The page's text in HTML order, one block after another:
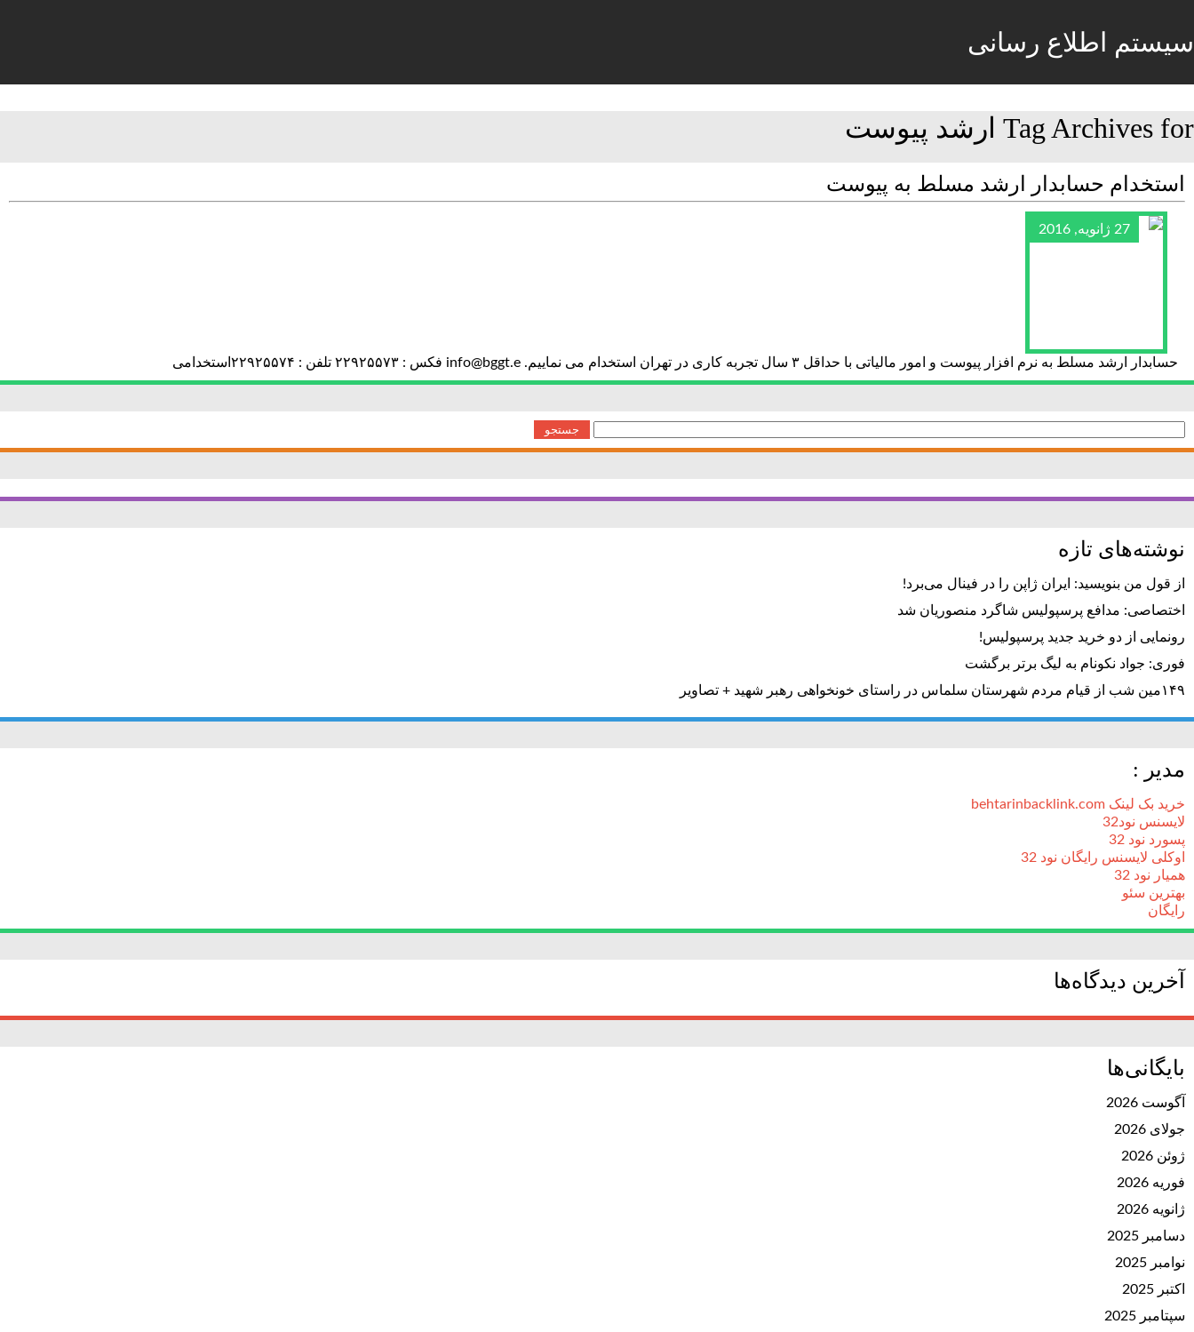
سیستم اطلاع رسانی
Tag Archives for ارشد پیوست
استخدام حسابدار ارشد مسلط به پیوست
27 ژانویه, 2016
حسابدار ارشد مسلط به نرم افزار پیوست و امور مالیاتی با حداقل ۳ سال تجربه کاری در تهران استخدام می نماییم. info@bggt.e فکس : ۲۲۹۲۵۵۷۳ تلفن : ۲۲۹۲۵۵۷۴استخدامی
برای:
نوشته‌های تازه
از قول من بنویسید: ایران ژاپن را در فینال می‌برد!
اختصاصی: مدافع پرسپولیس شاگرد منصوریان شد
رونمایی از دو خرید جدید پرسپولیس!
فوری: جواد نکونام به لیگ برتر برگشت
۱۴۹مین شب از قیام مردم شهرستان سلماس در راستای خونخواهی رهبر شهید + تصاویر
مدیر :
خرید بک لینک behtarinbacklink.com
لایسنس نود32
پسورد نود 32
اوکلی لایسنس رایگان نود 32
همیار نود 32
بهترین سئو
رایگان
آخرین دیدگاه‌ها
بایگانی‌ها
آگوست 2026
جولای 2026
ژوئن 2026
فوریه 2026
ژانویه 2026
دسامبر 2025
نوامبر 2025
اکتبر 2025
سپتامبر 2025